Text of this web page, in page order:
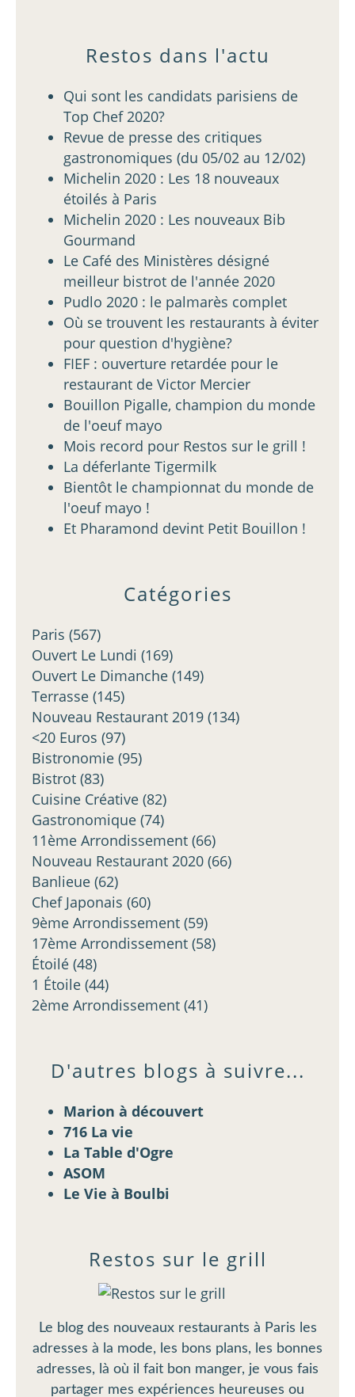
Catégories
Paris (567)
Ouvert Le Lundi (169)
Ouvert Le Dimanche (149)
Terrasse (145)
Nouveau Restaurant 2019 (134)
<20 Euros (97)
Bistronomie (95)
Bistrot (83)
Cuisine Créative (82)
Gastronomique (74)
11ème Arrondissement (66)
Nouveau Restaurant 2020 (66)
Banlieue (62)
Chef Japonais (60)
9ème Arrondissement (59)
17ème Arrondissement (58)
Étoilé (48)
1 Étoile (44)
2ème Arrondissement (41)
Restos sur le grill
Le blog des nouveaux restaurants à Paris les
adresses à la mode, les bons plans, les bonnes
adresses, là où il fait bon manger, je vous fais
partager mes expériences heureuses ou
D'autres blogs à suivre...
Marion à découvert
716 La vie
La Table d'Ogre
ASOM
Le Vie à Boulbi
Restos dans l'actu
Qui sont les candidats parisiens de
Top Chef 2020?
Revue de presse des critiques
gastronomiques (du 05/02 au 12/02)
Michelin 2020 : Les 18 nouveaux
étoilés à Paris
Michelin 2020 : Les nouveaux Bib
Gourmand
Le Café des Ministères désigné
meilleur bistrot de l'année 2020
Pudlo 2020 : le palmarès complet
Où se trouvent les restaurants à éviter
pour question d'hygiène?
FIEF : ouverture retardée pour le
restaurant de Victor Mercier
Bouillon Pigalle, champion du monde
de l'oeuf mayo
Mois record pour Restos sur le grill !
La déferlante Tigermilk
Bientôt le championnat du monde de
l'oeuf mayo !
Et Pharamond devint Petit Bouillon !